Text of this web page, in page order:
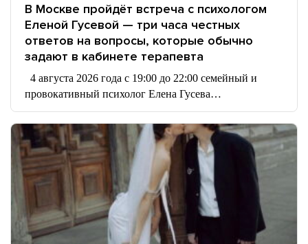
В Москве пройдёт встреча с психологом
Еленой Гусевой — три часа честных
ответов на вопросы, которые обычно
задают в кабинете терапевта
4 августа 2026 года с 19:00 до 22:00 семейный и
провокативный психолог Елена Гусева…